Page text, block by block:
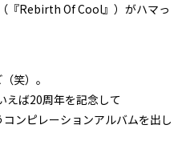
『Rebirth Of Cool』）がハマっ
笑）。
えば20周年を記念して
コンピレーションアルバムを出し